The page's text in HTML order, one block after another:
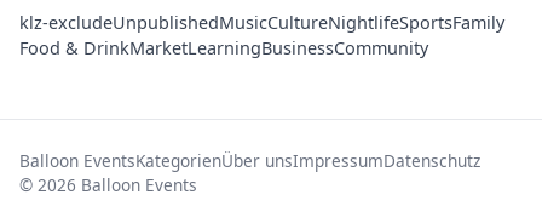
klz-excludeUnpublishedMusicCultureNightlifeSportsFamily
Food & DrinkMarketLearningBusinessCommunity
Balloon EventsKategorienÜber unsImpressumDatenschutz
© 2026 Balloon Events